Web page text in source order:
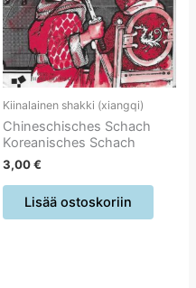
Kiinalainen shakki (xiangqi)
Chineschisches Schach
Koreanisches Schach
3,00€
Lisää ostoskoriin